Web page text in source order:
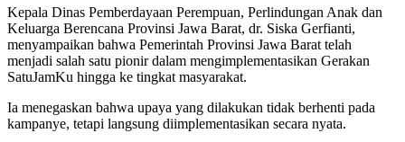
Kepala Dinas Pemberdayaan Perempuan, Perlindungan Anak dan
Keluarga Berencana Provinsi Jawa Barat, dr. Siska Gerfianti,
menyampaikan bahwa Pemerintah Provinsi Jawa Barat telah
menjadi salah satu pionir dalam mengimplementasikan Gerakan
SatuJamKu hingga ke tingkat masyarakat.
Ia menegaskan bahwa upaya yang dilakukan tidak berhenti pada
kampanye, tetapi langsung diimplementasikan secara nyata.